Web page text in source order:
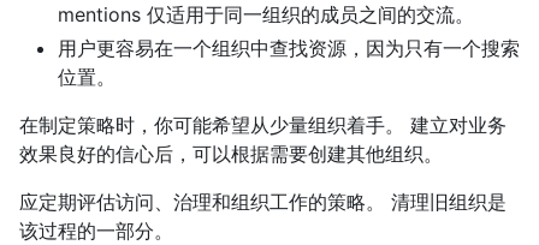
mentions 仅适用于同一组织的成员之间的交流。
用户更容易在一个组织中查找资源，因为只有一个搜索
位置。
在制定策略时，你可能希望从少量组织着手。 建立对业务
效果良好的信心后，可以根据需要创建其他组织。
应定期评估访问、治理和组织工作的策略。 清理旧组织是
该过程的一部分。